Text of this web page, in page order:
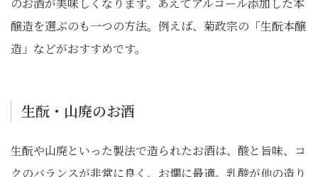
醸造を選ぶのも一つの方法。例えば、菊政宗の「生酛本醸
造」などがおすすめです。
生酛・山廃のお酒
生酛や山廃といった製法で造られたお酒は、酸と旨味、コ
クのバランスが非常に良く、お燗に最適。乳酸が他の造り